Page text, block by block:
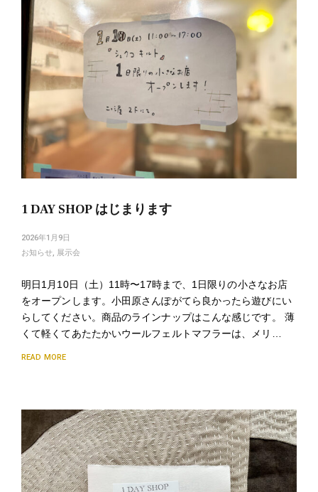
1 DAY SHOP はじまります
2026年1月9日
お知らせ, 展示会
明日1月10日（土）11時〜17時まで、1日限りの小さなお店
をオープンします。小田原さんぽがてら良かったら遊びにい
らしてください。商品のラインナップはこんな感じです。 薄
くて軽くてあたたかいウールフェルトマフラーは、メリ…
READ MORE